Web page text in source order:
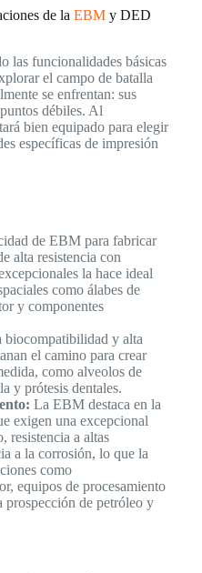
de la EBMy DED
las funcionalidades básicas
el campo de batalla
se enfrentan: sus
débiles. Al
bien equipado para elegir
específicas de impresión
de EBM para fabricar
alta resistencia con
la hace ideal
como álabes de
y componentes
biocompatibilidad y alta
el camino para crear
como alveolos de
y prótesis dentales.
La EBM destaca en la
exigen una excepcional
resistencia a altas
a la corrosión, lo que la
como
equipos de procesamiento
prospección de petróleo y